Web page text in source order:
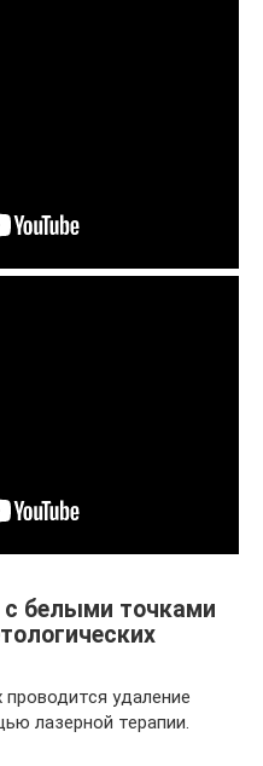
с белыми точками
удаление
лазерной терапии.